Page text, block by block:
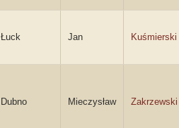
Łuck Jan Kuśmierski
Dubno Mieczysław Zakrzewski